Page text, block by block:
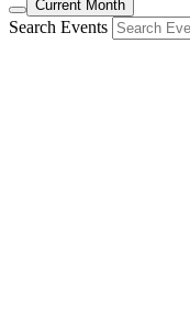
Current Month
Search Events